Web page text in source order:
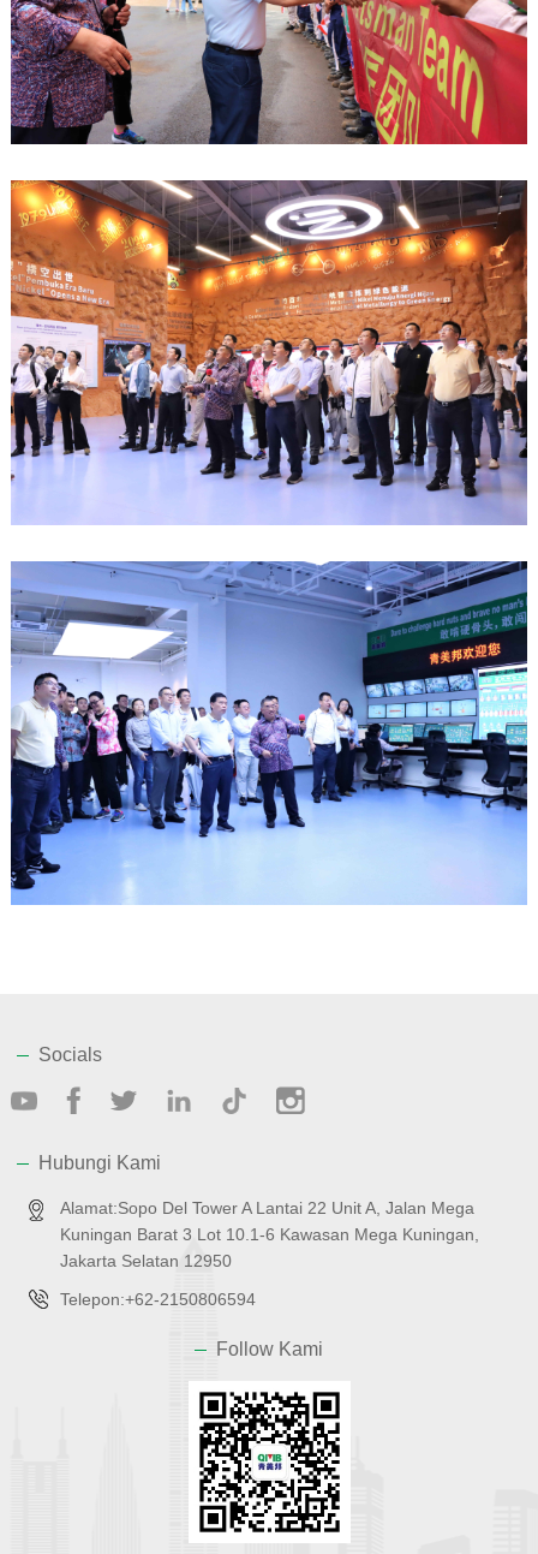
Socials
Hubungi Kami
Alamat:Sopo Del Tower A Lantai 22 Unit A, Jalan Mega
Kuningan Barat 3 Lot 10.1-6 Kawasan Mega Kuningan,
Jakarta Selatan 12950
Telepon:+62-2150806594
Follow Kami